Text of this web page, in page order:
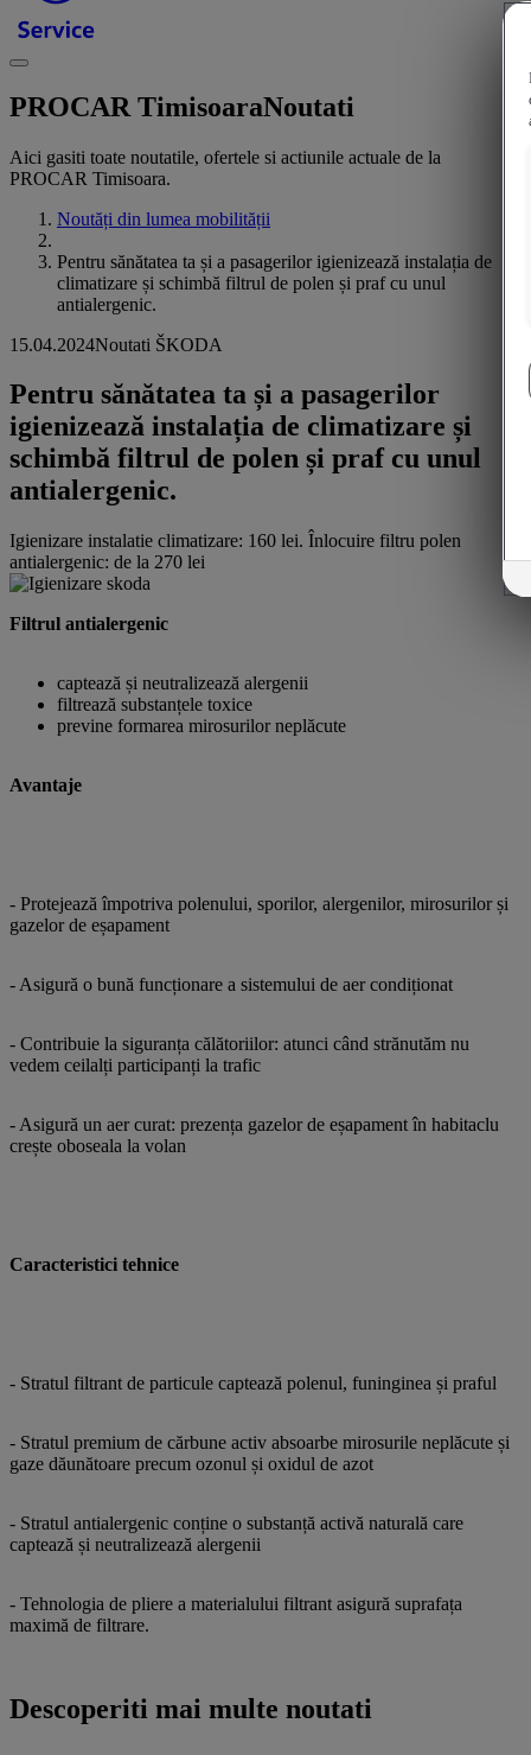
PROCAR TimisoaraNoutati
Aici gasiti toate noutatile, ofertele si actiunile actuale de la
PROCAR Timisoara.
Noutăți din lumea mobilității
Pentru sănătatea ta și a pasagerilor igienizează instalația de
climatizare și schimbă filtrul de polen și praf cu unul
antialergenic.
15.04.2024Noutati ŠKODA
Pentru sănătatea ta și a pasagerilor
igienizează instalația de climatizare și
schimbă filtrul de polen și praf cu unul
antialergenic.
Igienizare instalatie climatizare: 160 lei. Înlocuire filtru polen
antialergenic: de la 270 lei
Filtrul antialergenic
captează și neutralizează alergenii
filtrează substanțele toxice
previne formarea mirosurilor neplăcute
Avantaje
- Protejează împotriva polenului, sporilor, alergenilor, mirosurilor și
gazelor de eșapament
- Asigură o bună funcționare a sistemului de aer condiționat
- Contribuie la siguranța călătoriilor: atunci când strănutăm nu
vedem ceilalți participanți la trafic
- Asigură un aer curat: prezența gazelor de eșapament în habitaclu
crește oboseala la volan
Caracteristici tehnice
- Stratul filtrant de particule captează polenul, funinginea și praful
- Stratul premium de cărbune activ absoarbe mirosurile neplăcute și
gaze dăunătoare precum ozonul și oxidul de azot
- Stratul antialergenic conține o substanță activă naturală care
captează și neutralizează alergenii
- Tehnologia de pliere a materialului filtrant asigură suprafața
maximă de filtrare.
Descoperiti mai multe noutati